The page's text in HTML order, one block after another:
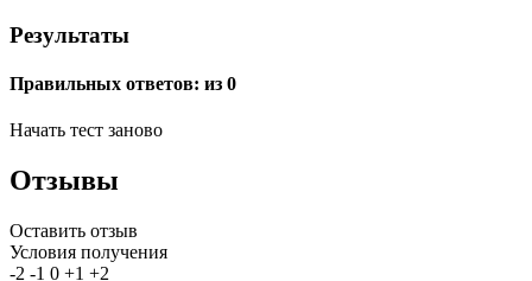
Результаты
Правильных ответов: из 0
Начать тест заново
Отзывы
Оставить отзыв
Условия получения
-2 -1 0 +1 +2